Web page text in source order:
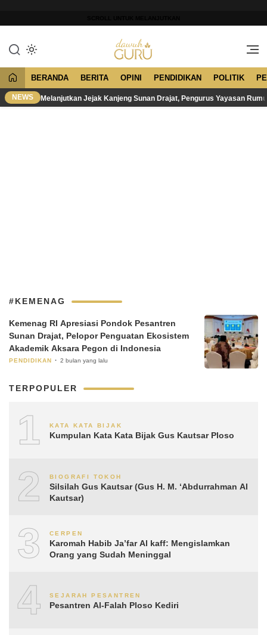
konten
Dawuh Guru
Merawat Tradisi, Membangun
BERANDA BERITA OPINI PENDIDIKAN POLITIK
NEWS Melanjutkan Jejak Kanjeng Sunan Drajat, Pengurus Yayasan
#KEMENAG
Kemenag RI Apresiasi Pondok Pesantren
Sunan Drajat, Pelopor Penguatan Ekosistem
Akademik Aksara Pegon di Indonesia
PENDIDIKAN 2 bulan yang lalu
TERPOPULER
1 KATA KATA BIJAK
Kumpulan Kata Kata Bijak Gus Kautsar Ploso
2 BIOGRAFI TOKOH
Silsilah Gus Kautsar (Gus H. M. ‘Abdurrahman Al
Kautsar)
3 CERPEN
Karomah Habib Ja’far Al kaff: Mengislamkan
Orang yang Sudah Meninggal
4 SEJARAH PESANTREN
Pesantren Al-Falah Ploso Kediri